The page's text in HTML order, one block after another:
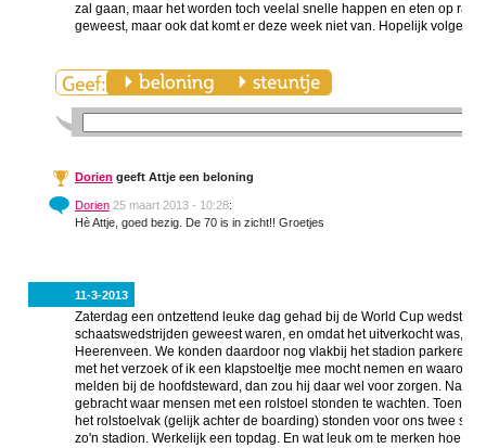
zal gaan, maar het worden toch veelal snelle happen en eten op
geweest, maar ook dat komt er deze week niet van. Hopelijk
Dorien geeft Attje een beloning
Dorien 25 maart 2013 - 10:28:
Hè Attje, goed bezig. De 70 is in zicht!! Groetjes
11-3-2013
Zaterdag een ontzettend leuke dag gehad bij de World Cup
schaatswedstrijden geweest waren, en omdat het uitverkocht was,
Heerenveen. We konden daardoor nog vlakbij het stadion parkeren.
met het verzoek of ik een klapstoeltje mee mocht nemen en waarom
melden bij de hoofdsteward, dan zou hij daar wel voor zorgen.
gebracht waar mensen met een rolstoel stonden te wachten. Toen
het rolstoelvak (gelijk achter de boarding) stonden voor ons twee
zo'n stadion. Werkelijk een topdag. En wat leuk om te merken hoe